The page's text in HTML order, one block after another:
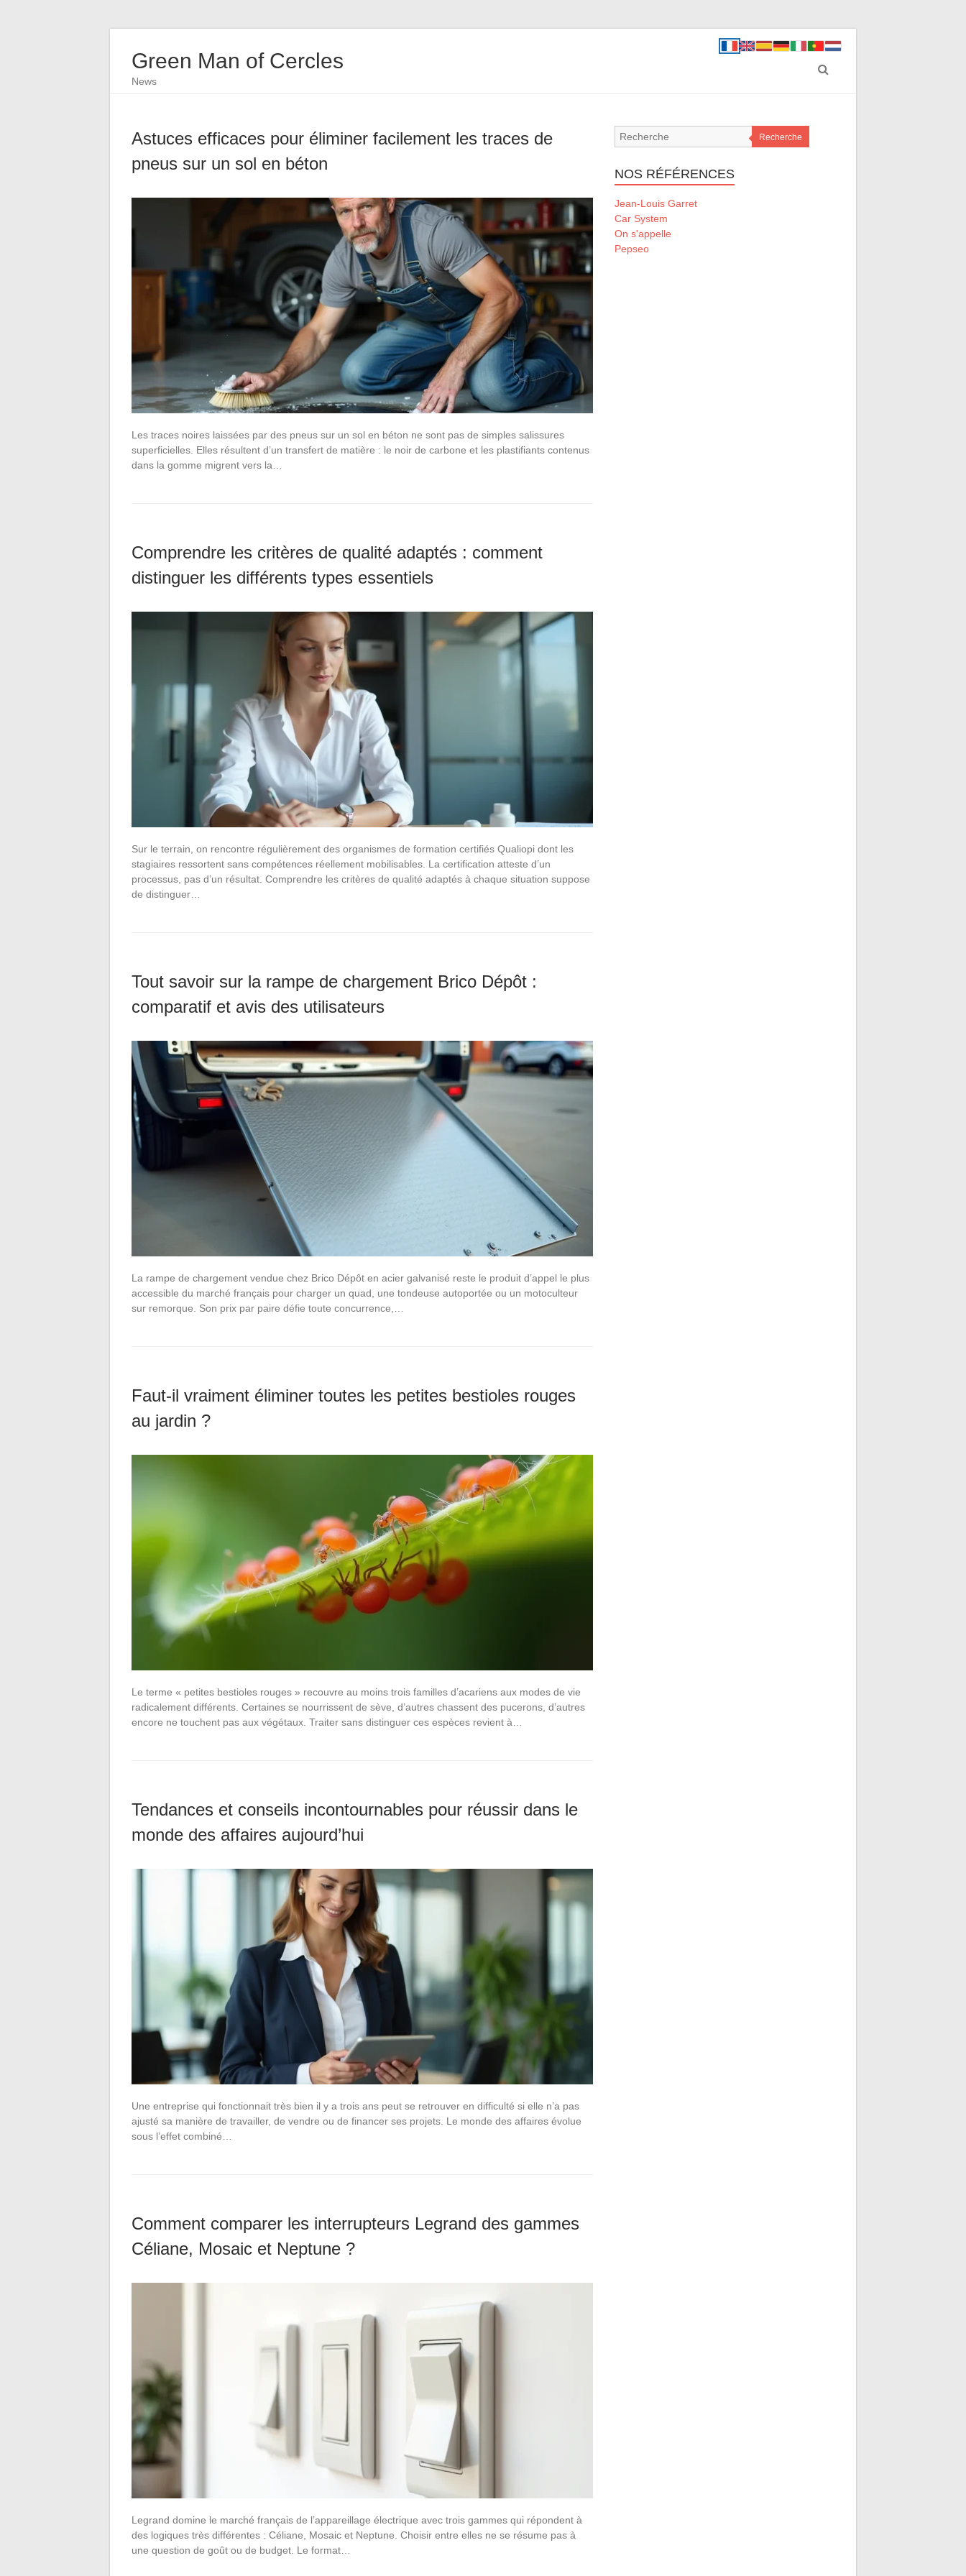
Green Man of Cercles
News
Astuces efficaces pour éliminer facilement les traces de
pneus sur un sol en béton
Les traces noires laissées par des pneus sur un sol en béton ne sont pas de simples salissures
superficielles. Elles résultent d’un transfert de matière : le noir de carbone et les plastifiants contenus
dans la gomme migrent vers la…
Comprendre les critères de qualité adaptés : comment
distinguer les différents types essentiels
Sur le terrain, on rencontre régulièrement des organismes de formation certifiés Qualiopi dont les
stagiaires ressortent sans compétences réellement mobilisables. La certification atteste d’un
processus, pas d’un résultat. Comprendre les critères de qualité adaptés à chaque situation suppose
de distinguer…
Tout savoir sur la rampe de chargement Brico Dépôt :
comparatif et avis des utilisateurs
La rampe de chargement vendue chez Brico Dépôt en acier galvanisé reste le produit d’appel le plus
accessible du marché français pour charger un quad, une tondeuse autoportée ou un motoculteur
sur remorque. Son prix par paire défie toute concurrence,…
Faut-il vraiment éliminer toutes les petites bestioles rouges
au jardin ?
Le terme « petites bestioles rouges » recouvre au moins trois familles d’acariens aux modes de vie
radicalement différents. Certaines se nourrissent de sève, d’autres chassent des pucerons, d’autres
encore ne touchent pas aux végétaux. Traiter sans distinguer ces espèces revient à…
Tendances et conseils incontournables pour réussir dans le
monde des affaires aujourd’hui
Une entreprise qui fonctionnait très bien il y a trois ans peut se retrouver en difficulté si elle n’a pas
ajusté sa manière de travailler, de vendre ou de financer ses projets. Le monde des affaires évolue
sous l’effet combiné…
Comment comparer les interrupteurs Legrand des gammes
Céliane, Mosaic et Neptune ?
Legrand domine le marché français de l’appareillage électrique avec trois gammes qui répondent à
des logiques très différentes : Céliane, Mosaic et Neptune. Choisir entre elles ne se résume pas à
une question de goût ou de budget. Le format…
Recherche
NOS RÉFÉRENCES
Jean-Louis Garret
Car System
On s'appelle
Pepseo